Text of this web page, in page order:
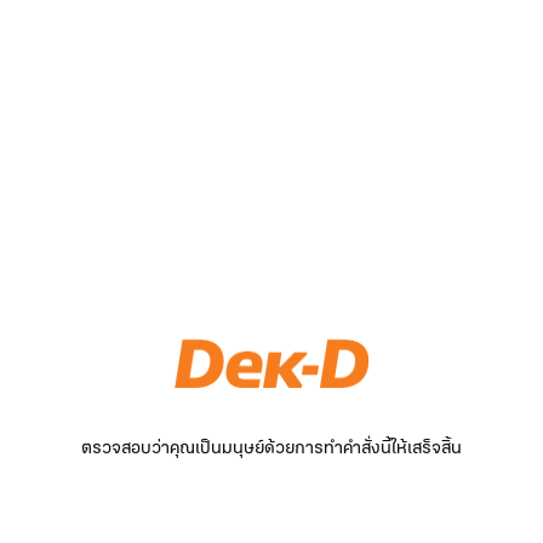
ตรวจสอบว่าคุณเป็นมนุษย์ด้วยการทำคำสั่งนี้ให้เสร็จสิ้น